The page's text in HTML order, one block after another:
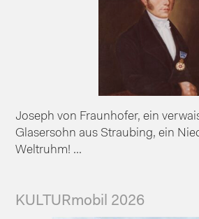
Joseph von Fraunhofer, ein
Glasersohn aus Straubing, ein
Weltruhm! ...
KULTURmobil 2026